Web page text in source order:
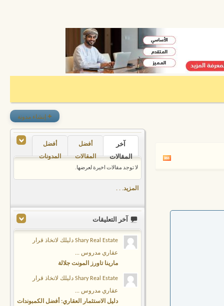
+ إنشاء مدونة
آخر
المقالات
أفضل
المقالات
أفضل
المدونات
لا توجد مقالات اخيرة لعرضها.
المزيد. . .
آخر التعليقات
Shary Real Estate دليلك لاتخاذ قرار
عقاري مدروس ...
مارينا تاورز المونت جلالة
Shary Real Estate دليلك لاتخاذ قرار
عقاري مدروس ...
دليل الاستثمار العقاري: أفضل الكمبوندات